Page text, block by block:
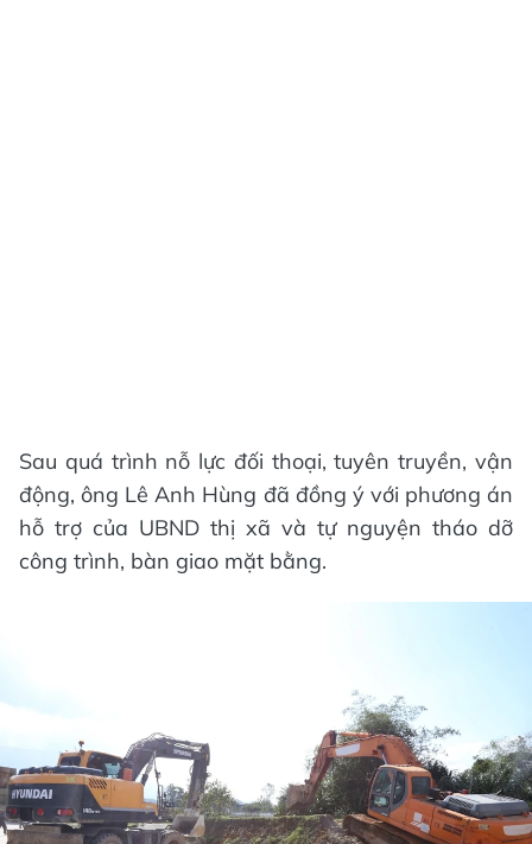
Sau quá trình nỗ lực đối thoại, tuyên truyền, vận
động, ông Lê Anh Hùng đã đồng ý với phương án
hỗ trợ của UBND thị xã và tự nguyện tháo dỡ
công trình, bàn giao mặt bằng.